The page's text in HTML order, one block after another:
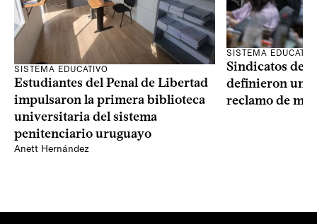
SISTEMA EDUCATIVO
Estudiantes del Penal de Libertad
impulsaron la primera biblioteca
universitaria del sistema
penitenciario uruguayo
Anett Hernández
SISTEMA
Sindicatos de
definieron un
reclamo de